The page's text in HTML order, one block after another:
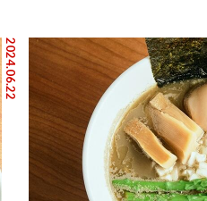
2024.06.22